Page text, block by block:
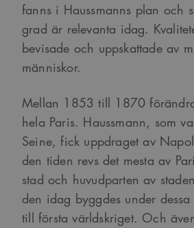
fanns i Haussmanns plan och
grad är relevanta idag.
bevisade och uppskattade av
människor.
Mellan 1853 till 1870
hela Paris. Haussmann, som
Seine, fick uppdraget av
den tiden revs det mesta av
stad och huvudparten av
den idag byggdes under
till första världskriget. Och